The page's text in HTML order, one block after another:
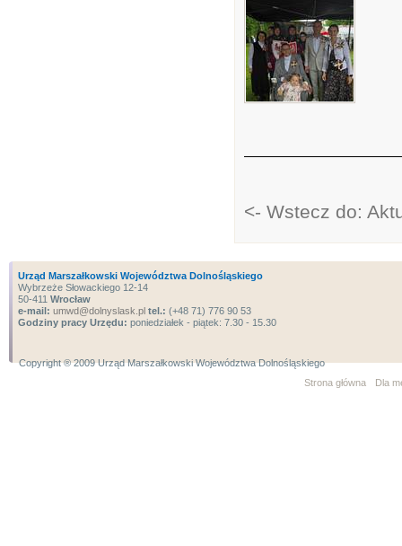
<- Wstecz do:
Urząd Marszałkowski Województwa Dolnośląskiego
Wybrzeże Słowackiego 12-14
50-411 Wrocław
e-mail: umwd@dolnyslask.pl tel.: (+48 71) 776 90 53
Godziny pracy Urzędu: poniedziałek - piątek: 7.30 - 15.30
Copyright ® 2009 Urząd Marszałkowski Województwa Dolnośląskiego
Strona główna
Dla